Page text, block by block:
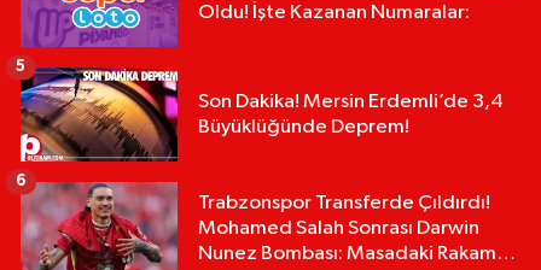
Oldu! İşte Kazanan Numaralar:
Son Dakika! Mersin Erdemli’de 3,4
Büyüklüğünde Deprem!
5
Trabzonspor Transferde Çıldırdı!
Mohamed Salah Sonrası Darwin
Nunez Bombası: Masadaki Rakam
6